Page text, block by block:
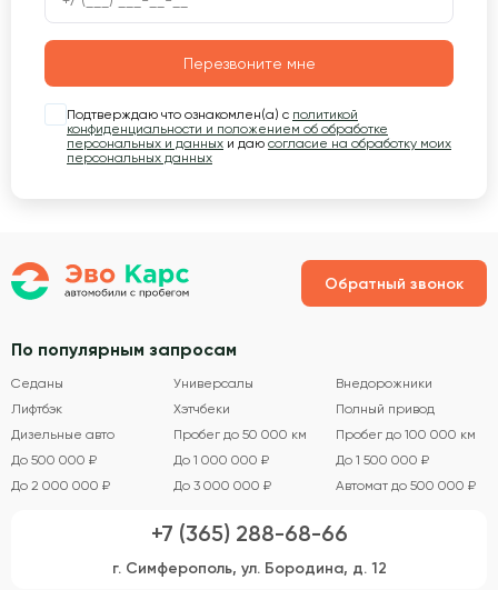
Перезвоните мне
Подтверждаю что ознакомлен(а) с политикой
конфиденциальности и положением об обработке
персональных и данных и даю согласие на обработку моих
персональных данных
Обратный звонок
По популярным запросам
Седаны Универсалы
Внедорожники
Лифтбэк
Хэтчбеки
Полный привод
Дизельные авто
Пробег до 50 000 км
Пробег до 100 000 км
До 500 000 ₽
До 1 000 000 ₽
До 1 500 000 ₽
До 2 000 000 ₽
До 3 000 000 ₽ Автомат до 500 000 ₽
+7 (365) 288-68-66
г. Симферополь, ул. Бородина, д. 12